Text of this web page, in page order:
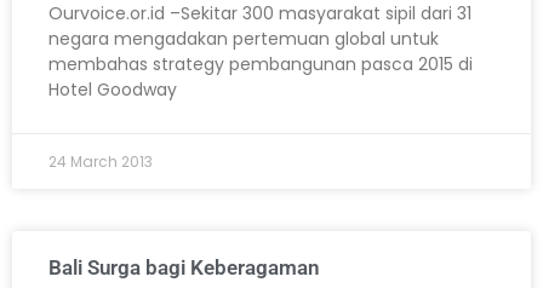
Ourvoice.or.id –Sekitar 300 masyarakat sipil dari 31
negara mengadakan pertemuan global untuk
membahas strategy pembangunan pasca 2015 di
Hotel Goodway
24 March 2013
Bali Surga bagi Keberagaman